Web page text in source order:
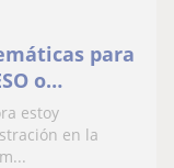
para
o
estoy
en la